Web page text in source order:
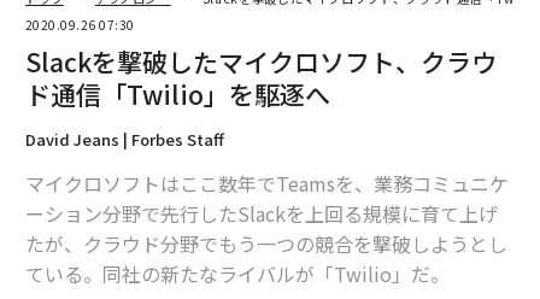
2020.09.26 07:30
Slackを撃破したマイクロソフト、クラウ
ド通信「Twilio」を駆逐へ
David Jeans | Forbes Staff
マイクロソフトはここ数年でTeamsを、業務コミュニケ
ーション分野で先行したSlackを上回る規模に育て上げ
たが、クラウド分野でもう一つの競合を撃破しようとし
ている。同社の新たなライバルが「Twilio」だ。